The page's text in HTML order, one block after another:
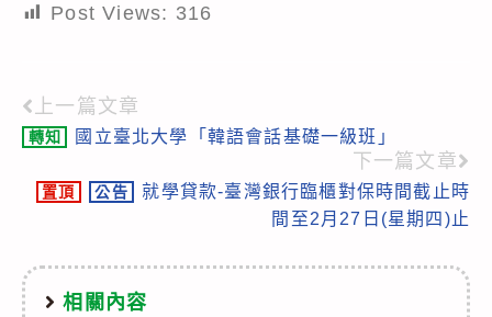
Post Views: 316
Read
more
articles
上一篇文章
轉知 國立臺北大學「韓語會話基礎一級班」
下一篇文章
置頂 公告
就學貸款-臺灣銀行臨櫃對保時間截止時
間至2月27日(星期四)止
相關內容